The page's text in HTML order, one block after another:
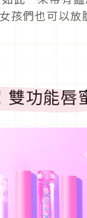
孩們也可以放
雙功能唇